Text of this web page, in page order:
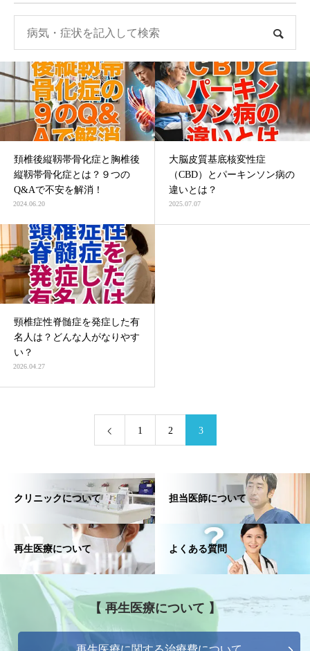
頚椎後縦靱帯骨化症と胸椎後
縦靱帯骨化症とは？９つの
Q&Aで不安を解消！
2024.06.20
大脳皮質基底核変性症
（CBD）とパーキンソン病の
違いとは？
2025.07.07
頸椎症性脊髄症を発症した有
名人は？どんな人がなりやす
い？
2026.04.27
1 2 3
クリニックについて 担当医師について
再生医療について よくある質問
【 再生医療について 】